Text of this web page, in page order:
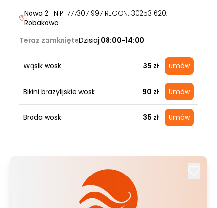
Nowa 2| NIP: 7773071997 REGON: 302531620,
Robakowo
Teraz zamknięteDzisiaj:08:00-14:00
Wąsik wosk 35 zł Umów
Bikini brazylijskie wosk 90 zł Umów
Broda wosk 35 zł Umów